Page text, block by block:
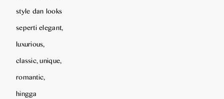
style dan looks
seperti elegant,
luxurious,
classic, unique,
romantic,
hingga